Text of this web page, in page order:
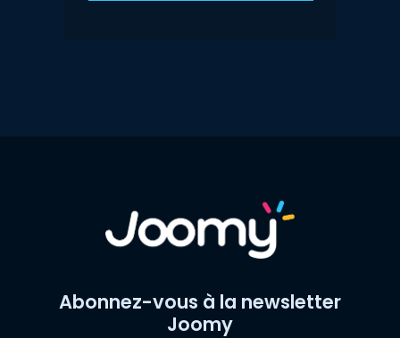
Abonnez-vous à la newsletter
Joomy